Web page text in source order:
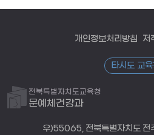
개인정보처리방침 저
타시도 교육
전북특별자치도교육청
문예체건강과
우)55065, 전북특별자치도 전